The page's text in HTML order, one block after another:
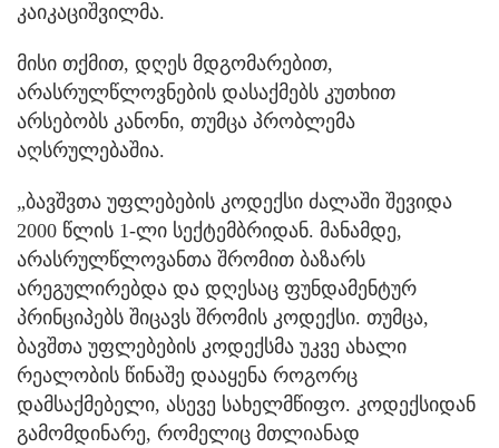
კაიკაციშვილმა.
მისი თქმით, დღეს მდგომარებით,
არასრულწლოვნების დასაქმებს კუთხით
არსებობს კანონი, თუმცა პრობლემა
აღსრულებაშია.
„ბავშვთა უფლებების კოდექსი ძალაში შევიდა
2000 წლის 1-ლი სექტემბრიდან. მანამდე,
არასრულწლოვანთა შრომით ბაზარს
არეგულირებდა და დღესაც ფუნდამენტურ
პრინციპებს შიცავს შრომის კოდექსი. თუმცა,
ბავშთა უფლებების კოდექსმა უკვე ახალი
რეალობის წინაშე დააყენა როგორც
დამსაქმებელი, ასევე სახელმწიფო. კოდექსიდან
გამომდინარე, რომელიც მთლიანად